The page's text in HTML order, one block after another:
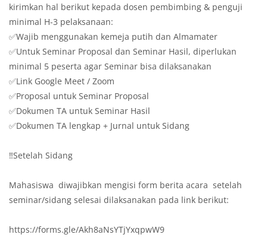
kirimkan hal berikut kepada dosen pembimbing & penguji
minimal H-3 pelaksanaan:
✅Wajib menggunakan kemeja putih dan Almamater
✅Untuk Seminar Proposal dan Seminar Hasil, diperlukan
minimal 5 peserta agar Seminar bisa dilaksanakan
✅Link Google Meet / Zoom
✅Proposal untuk Seminar Proposal
✅Dokumen TA untuk Seminar Hasil
✅Dokumen TA lengkap + Jurnal untuk Sidang
‼️Setelah Sidang
Mahasiswa diwajibkan mengisi form berita acara setelah
seminar/sidang selesai dilaksanakan pada link berikut:
https://forms.gle/Akh8aNsYTjYxqpwW9